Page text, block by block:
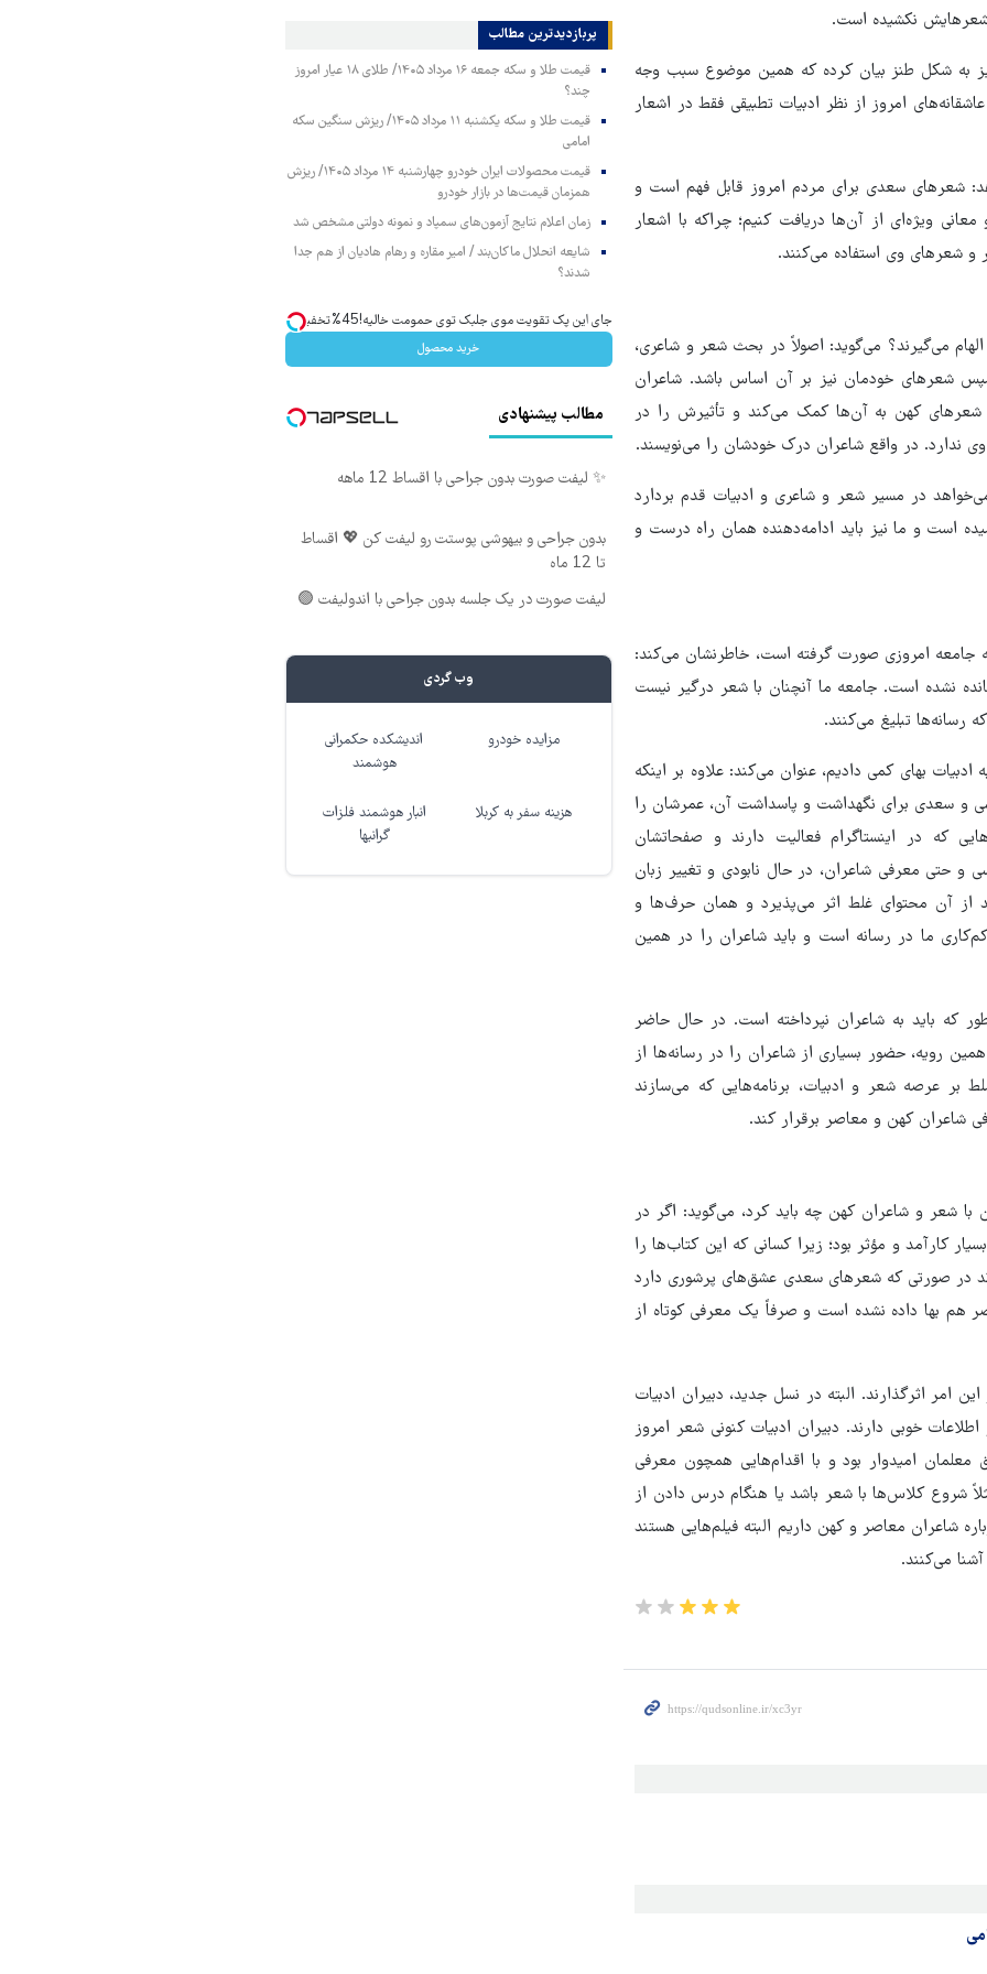
نکشیده است.
نیز به شکل طنز بیان کرده که همین موضوع سبب وجه
امروز از نظر ادبیات تطبیقی فقط در اشعار
شعرهای سعدی برای مردم امروز قابل فهم است و
ویژه‌ای از آن‌ها دریافت کنیم؛ چراکه با اشعار
و شعرهای وی استفاده می‌کنند.
می‌گیرند؟ می‌گوید: اصولاً در بحث شعر و شاعری،
شعرهای خودمان نیز بر آن اساس باشد. شاعران
شعرهای کهن به آن‌ها کمک می‌کند و تأثیرش را در
ندارد. در واقع شاعران درک خودشان را می‌نویسند.
در مسیر شعر و شاعری و ادبیات قدم بردارد
است و ما نیز باید ادامه‌دهنده همان راه درست و
جامعه امروزی صورت گرفته است، خاطرنشان می‌کند:
نشده است. جامعه ما آنچنان با شعر درگیر نیست
تبلیغ می‌کنند.
ادبیات بهای کمی دادیم، عنوان می‌کند: علاوه بر اینکه
و سعدی برای نگهداشت و پاسداشت آن، عمرشان را
که در اینستاگرام فعالیت دارند و صفحاتشان
و حتی معرفی شاعران، در حال نابودی و تغییر زبان
از آن محتوای غلط اثر می‌پذیرد و همان حرف‌ها و
ما در رسانه است و باید شاعران را در همین
باید به شاعران نپرداخته است. در حال حاضر
رویه، حضور بسیاری از شاعران را در رسانه‌ها از
بر عرصه شعر و ادبیات، برنامه‌هایی که می‌سازند
شاعران کهن و معاصر برقرار کند.
با شعر و شاعران کهن چه باید کرد، می‌گوید: اگر در
کارآمد و مؤثر بود؛ زیرا کسانی که این کتاب‌ها را
در صورتی که شعرهای سعدی عشق‌های پرشوری دارد
هم بها داده نشده است و صرفاً یک معرفی کوتاه از
امر اثرگذارند. البته در نسل جدید، دبیران ادبیات
خوبی دارند. دبیران ادبیات کنونی شعر امروز
امیدوار بود و با اقدام‌هایی همچون معرفی
شروع کلاس‌ها با شعر باشد یا هنگام درس دادن از
شاعران معاصر و کهن داریم البته فیلم‌هایی هستند
می‌کنند.
پربازدیدترین‌ مطالب
قیمت طلا و سکه جمعه ۱۶ مرداد ۱۴۰۵/ طلای ۱۸ عیار امروز
چند؟
قیمت طلا و سکه یکشنبه ۱۱ مرداد ۱۴۰۵/ ریزش سنگین سکه
امامی
قیمت محصولات ایران خودرو چهارشنبه ۱۴ مرداد ۱۴۰۵/ ریزش
همزمان قیمت‌ها در بازار خودرو
زمان اعلام نتایج آزمون‌های سمپاد و نمونه دولتی مشخص شد
شایعه انحلال ماکان‌بند / امیر مقاره و رهام هادیان از هم جدا
شدند؟
جای این پک تقویت موی جلبک توی حمومت خالیه!45%تخفیف
خرید محصول
مطالب پیشنهادی
✨ لیفت صورت بدون جراحی با اقساط 12 ماهه
بدون جراحی و بیهوشی پوستت رو لیفت کن 💖 اقساط
تا 12 ماه
لیفت صورت در یک جلسه بدون جراحی با اندولیفت 🟢
وب گردی
مزایده خودرو
اندیشکده حکمرانی
هوشمند
هزینه سفر به کربلا
انبار هوشمند فلزات
گرانبها